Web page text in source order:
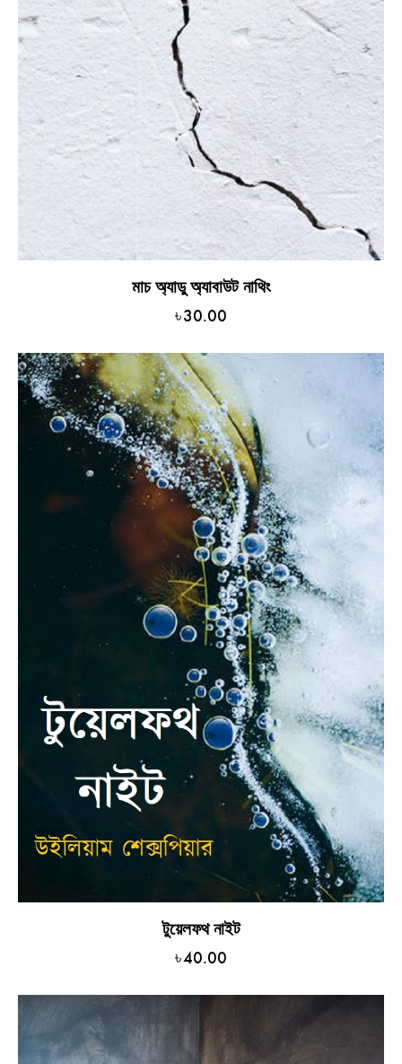
মাচ অ্যাডু অ্যাবাউট নাথিং
৳30.00
টুয়েলফথ নাইট
৳40.00